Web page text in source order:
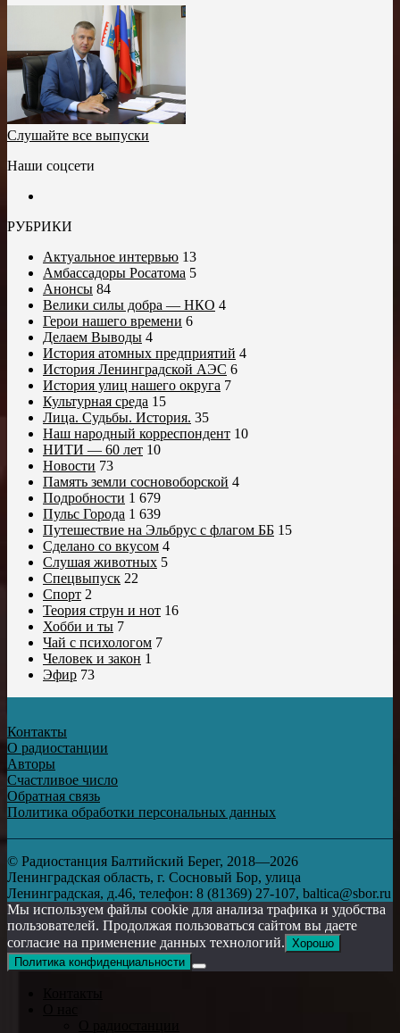
Слушайте все выпуски
Наши соцсети
РУБРИКИ
Актуальное интервью 13
Амбассадоры Росатома 5
Анонсы 84
Велики силы добра — НКО 4
Герои нашего времени 6
Делаем Выводы 4
История атомных предприятий 4
История Ленинградской АЭС 6
История улиц нашего округа 7
Культурная среда 15
Лица. Судьбы. История. 35
Наш народный корреспондент 10
НИТИ — 60 лет 10
Новости 73
Память земли сосновоборской 4
Подробности 1 679
Пульс Города 1 639
Путешествие на Эльбрус с флагом ББ 15
Сделано со вкусом 4
Слушая животных 5
Спецвыпуск 22
Спорт 2
Теория струн и нот 16
Хобби и ты 7
Чай с психологом 7
Человек и закон 1
Эфир 73
Контакты
О радиостанции
Авторы
Счастливое число
Обратная связь
Политика обработки персональных данных
© Радиостанция Балтийский Берег, 2018—2026
Ленинградская область, г. Сосновый Бор, улица
Ленинградская, д.46, телефон: 8 (81369) 27-107, baltica@sbor.ru
Мы используем файлы cookie для анализа трафика и удобства
пользователей. Продолжая пользоваться сайтом вы даете
согласие на применение данных технологий. Хорошо
Политика конфиденциальности